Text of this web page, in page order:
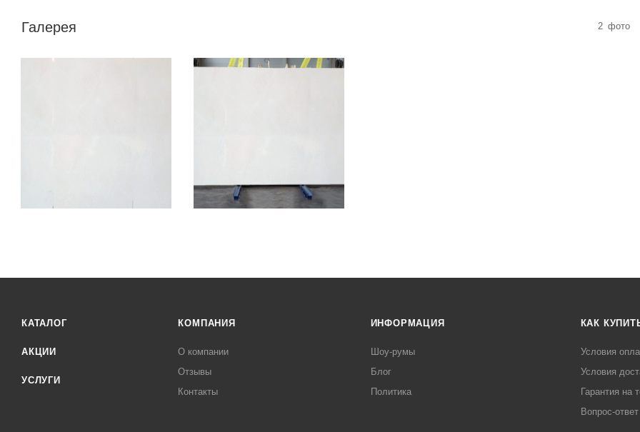
Галерея 2 фото
КАТАЛОГ
АКЦИИ
УСЛУГИ
КОМПАНИЯ
О компании
Отзывы
Контакты
ИНФОРМАЦИЯ
Шоу-румы
Блог
Политика
КАК
Условия
Условия
Гарантия на
Вопрос-ответ